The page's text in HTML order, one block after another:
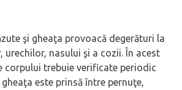
şi gheaţa provoacă degerături la
urechilor, nasului şi a cozii. În acest
corpului trebuie verificate periodic
este prinsă între pernuţe,